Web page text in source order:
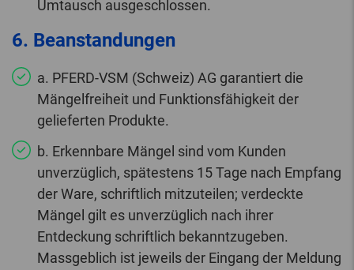
Umtausch ausgeschlossen.
6. Beanstandungen
a. PFERD-VSM (Schweiz) AG garantiert die
Mängelfreiheit und Funktionsfähigkeit der
gelieferten Produkte.
b. Erkennbare Mängel sind vom Kunden
unverzüglich, spätestens 15 Tage nach Empfang
der Ware, schriftlich mitzuteilen; verdeckte
Mängel gilt es unverzüglich nach ihrer
Entdeckung schriftlich bekanntzugeben.
Massgeblich ist jeweils der Eingang der Meldung